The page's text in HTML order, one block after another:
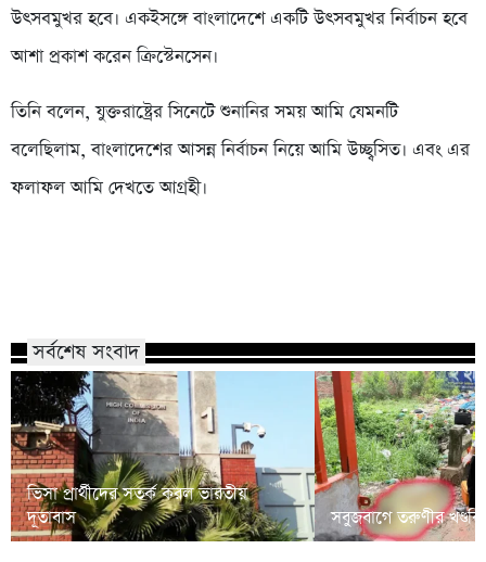
উৎসবমুখর হবে। একইসঙ্গে বাংলাদেশে একটি উৎসবমুখর নির্বাচন হবে
আশা প্রকাশ করেন ক্রিস্টেনসেন।
তিনি বলেন, যুক্তরাষ্ট্রের সিনেটে শুনানির সময় আমি যেমনটি
বলেছিলাম, বাংলাদেশের আসন্ন নির্বাচন নিয়ে আমি উচ্ছ্বসিত। এবং এর
ফলাফল আমি দেখতে আগ্রহী।
সর্বশেষ সংবাদ
ভিসা প্রার্থীদের সতর্ক করল ভারতীয়
দূতাবাস
সবুজবাগে তরুণীর